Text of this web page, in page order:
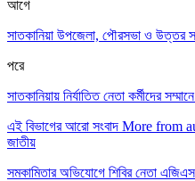
আগে
সাতকানিয়া উপজেলা, পৌরসভা ও উত্তর
পরে
সাতকানিয়ায় নির্যাতিত নেতা কর্মীদের
এই বিভাগের আরো সংবাদ More from
জাতীয়
সমকামিতার অভিযোগে শিবির নেতা এজিএস